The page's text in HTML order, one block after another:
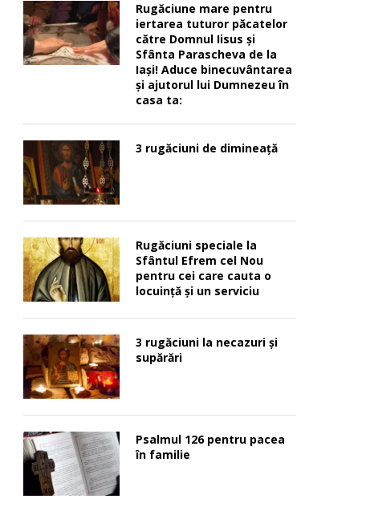
Rugăciune mare pentru
iertarea tuturor păcatelor
către Domnul Iisus şi
Sfânta Parascheva de la
Iaşi! Aduce binecuvântarea
şi ajutorul lui Dumnezeu în
casa ta:
3 rugăciuni de dimineață
Rugăciuni speciale la
Sfântul Efrem cel Nou
pentru cei care cauta o
locuinţă şi un serviciu
3 rugăciuni la necazuri și
supărări
Psalmul 126 pentru pacea
în familie